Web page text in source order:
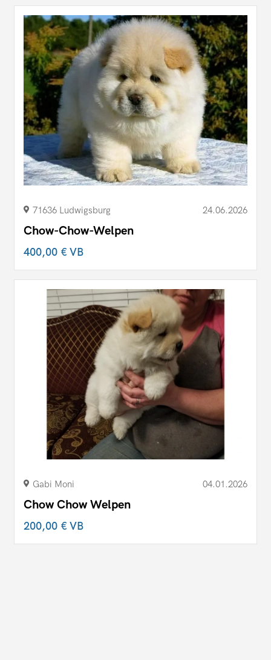
71636 Ludwigsburg 24.06.2026
Chow-Chow-Welpen
400,00 €VB
Gabi Moni 04.01.2026
Chow Chow Welpen
200,00 €VB